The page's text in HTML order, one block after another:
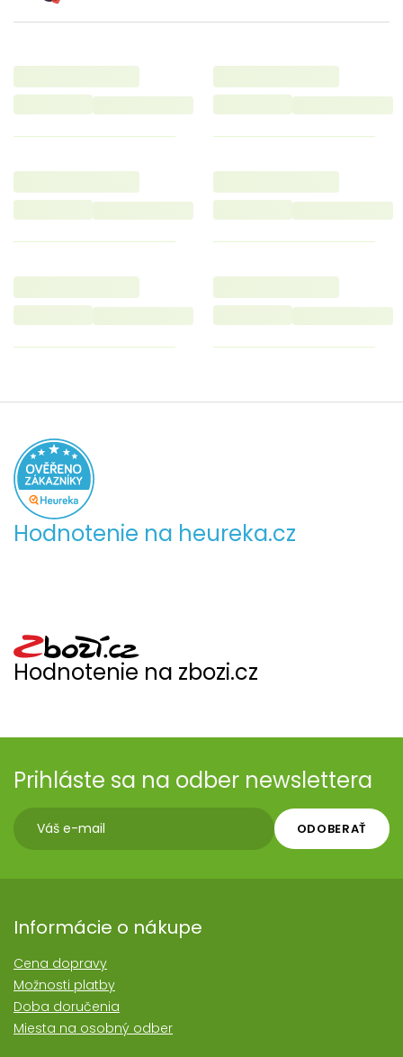
Hodnotenie na heureka.cz
Hodnotenie na zbozi.cz
Prihláste sa na odber newslettera
ODOBERAŤ
Informácie o nákupe
Cena dopravy
Možnosti platby
Doba doručenia
Miesta na osobný odber